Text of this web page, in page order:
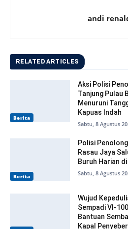
andi
RELATED ARTICLES
Berita
Aksi Polisi
Tanjung Pulau
Menuruni
Kapuas Indah
Sabtu, 8 Agustus
Berita
Polisi
Rasau Jaya
Buruh Harian
Sabtu, 8 Agustus
Wujud
Sempadi VI-
Bantuan
Kapal